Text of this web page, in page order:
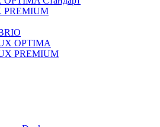
PREMIUM
OPTIMA
PREMIUM